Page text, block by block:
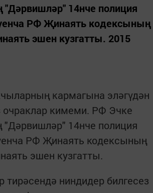
14нче полиция
РФ Җинаять кодексының
эшен кузгатты. 2015
кармагына эләгүдән
очраклар кимеми. РФ Эчке
14нче полиция
РФ Җинаять кодексының
эшен кузгатты.
тирәсендә ниндидер билгесез